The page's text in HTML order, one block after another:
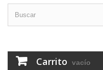
Carrito vacío